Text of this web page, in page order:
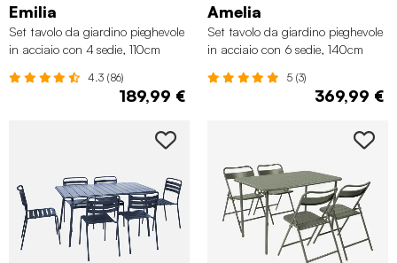
Emilia
Set tavolo da giardino pieghevole
in acciaio con 4 sedie, 110cm
4.3 (86)
189,99 €
Amelia
Set tavolo da giardino pieghevole
in acciaio con 6 sedie, 140cm
5 (3)
369,99 €